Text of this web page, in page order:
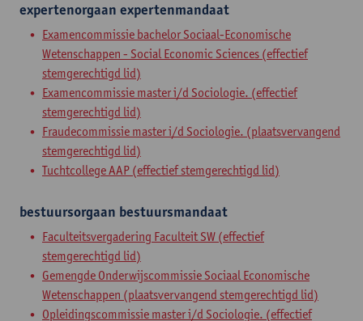
expertenorgaan expertenmandaat
Examencommissie bachelor Sociaal-Economische
Wetenschappen - Social Economic Sciences (effectief
stemgerechtigd lid)
Examencommissie master i/d Sociologie. (effectief
stemgerechtigd lid)
Fraudecommissie master i/d Sociologie. (plaatsvervangend
stemgerechtigd lid)
Tuchtcollege AAP (effectief stemgerechtigd lid)
bestuursorgaan bestuursmandaat
Faculteitsvergadering Faculteit SW (effectief
stemgerechtigd lid)
Gemengde Onderwijscommissie Sociaal Economische
Wetenschappen (plaatsvervangend stemgerechtigd lid)
Opleidingscommissie master i/d Sociologie. (effectief